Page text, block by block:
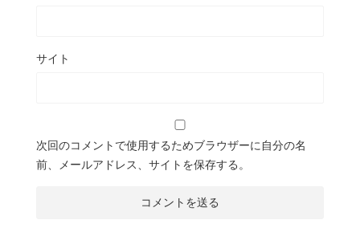
サイト
次回のコメントで使用するためブラウザーに自分の名
前、メールアドレス、サイトを保存する。